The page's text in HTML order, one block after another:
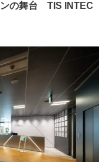
ンの舞台 TIS INTEC